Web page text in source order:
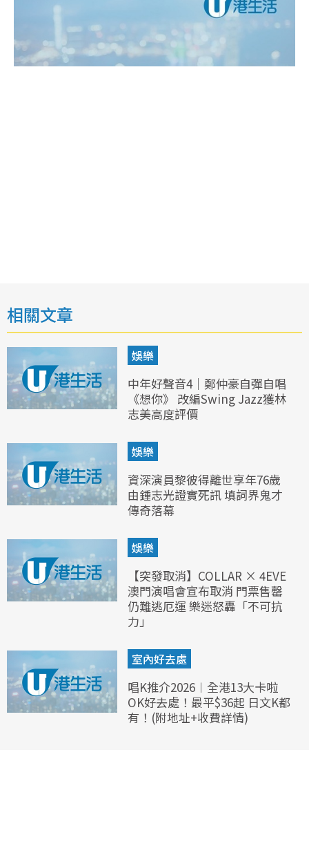
相關文章
娛樂
中年好聲音4｜鄭仲豪自彈自唱
《想你》 改編Swing Jazz獲林
志美高度評價
娛樂
資深演員黎彼得離世享年76歲
由鍾志光證實死訊 填詞界鬼才
傳奇落幕
娛樂
【突發取消】COLLAR × 4EVE
澳門演唱會宣布取消 門票售罄
仍難逃厄運 樂迷怒轟「不可抗
力」
室內好去處
唱K推介2026︱全港13大卡啦
OK好去處！最平$36起 日文K都
有！(附地址+收費詳情)